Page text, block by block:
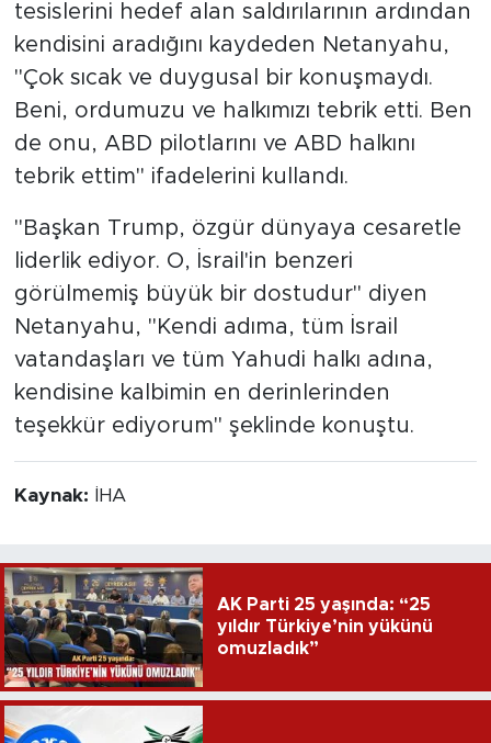
tesislerini hedef alan saldırılarının ardından
kendisini aradığını kaydeden Netanyahu,
"Çok sıcak ve duygusal bir konuşmaydı.
Beni, ordumuzu ve halkımızı tebrik etti. Ben
de onu, ABD pilotlarını ve ABD halkını
tebrik ettim" ifadelerini kullandı.
"Başkan Trump, özgür dünyaya cesaretle
liderlik ediyor. O, İsrail'in benzeri
görülmemiş büyük bir dostudur" diyen
Netanyahu, "Kendi adıma, tüm İsrail
vatandaşları ve tüm Yahudi halkı adına,
kendisine kalbimin en derinlerinden
teşekkür ediyorum" şeklinde konuştu.
Kaynak: İHA
AK Parti 25 yaşında: “25
yıldır Türkiye’nin yükünü
omuzladık”